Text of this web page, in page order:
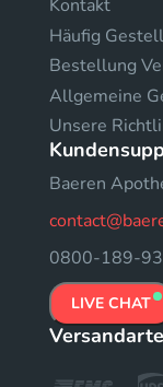
Kontakt
Häufig
Bestellung
Allgemeine
Unsere
Baeren
0800-189-
LIVE CHAT